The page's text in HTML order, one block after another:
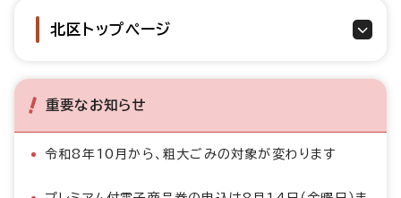
北区トップページ
重要なお知らせ
令和8年10月から、粗大ごみの対象が変わります